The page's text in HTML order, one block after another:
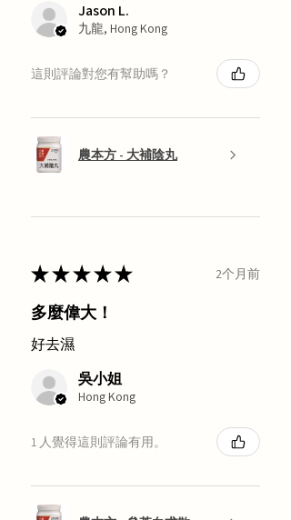
Jason L.
九龍, Hong Kong
這則評論對您有幫助嗎？
農本方 - 大補陰丸
★★★★★ 2个月前
多麼偉大！
好去濕
吳小姐
Hong Kong
1 人覺得這則評論有用。